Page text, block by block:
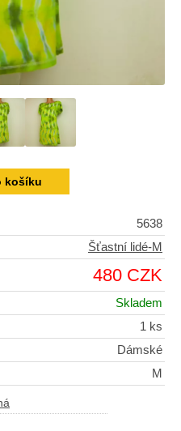
5638
Šťastní lidé-M
480 CZK
Skladem
1 ks
Dámské
M